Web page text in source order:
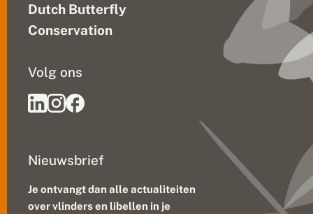
Dutch Butterfly
Conservation
Nieuwsbrief
Je ontvangt dan alle actualiteiten
over vlinders en libellen in je
Volg ons